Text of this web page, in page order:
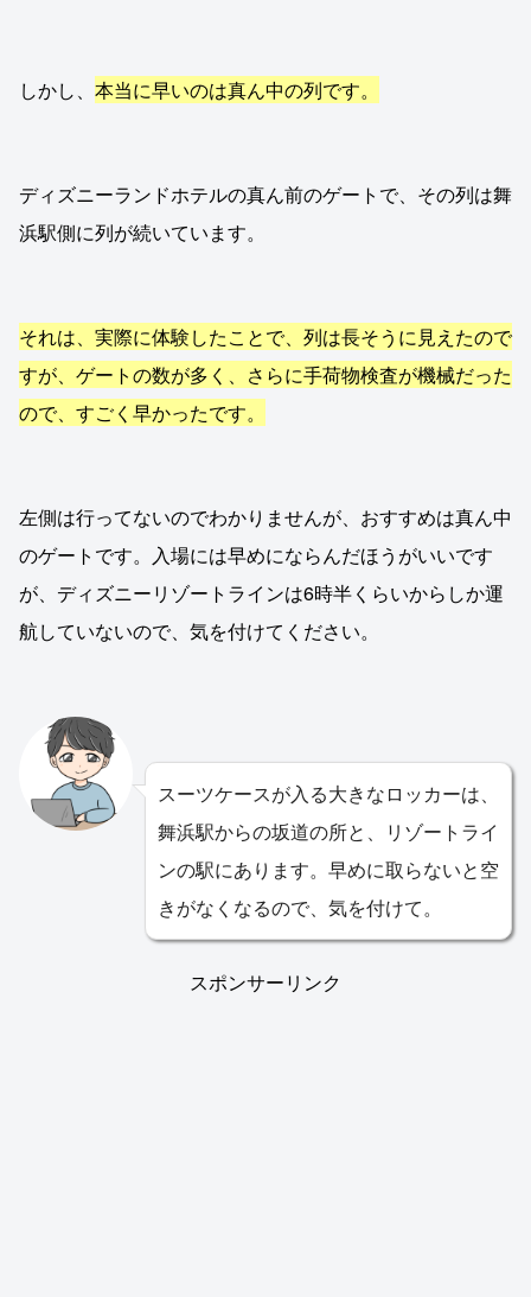
しかし、 本当に早いのは真ん中の列です。
ディズニーランドホテルの真ん前のゲートで、その列は舞
浜駅側に列が続いています。
それは、実際に体験したことで、列は長そうに見えたので
すが、ゲートの数が多く、さらに手荷物検査が機械だった
ので、すごく早かったです。
左側は行ってないのでわかりませんが、おすすめは真ん中
のゲートです。入場には早めにならんだほうがいいです
が、ディズニーリゾートラインは6時半くらいからしか運
航していないので、気を付けてください。
スーツケースが入る大きなロッカーは、
舞浜駅からの坂道の所と、リゾートライ
ンの駅にあります。早めに取らないと空
きがなくなるので、気を付けて。
スポンサーリンク